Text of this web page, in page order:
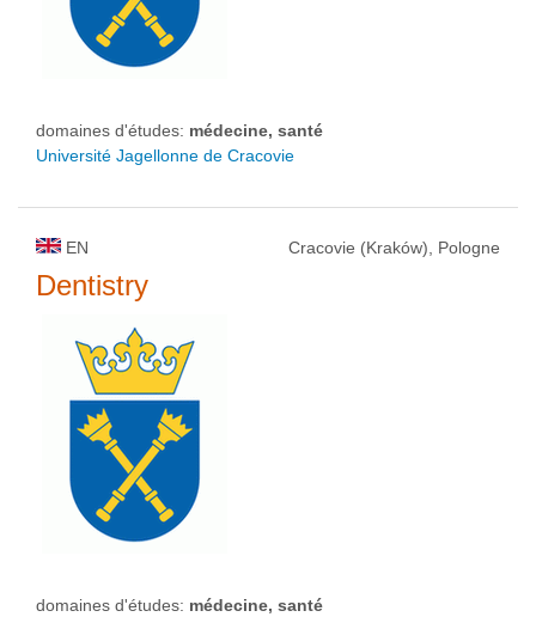
domaines d'études: médecine, santé
Université Jagellonne de Cracovie
EN Cracovie (Kraków), Pologne
Dentistry
domaines d'études: médecine, santé